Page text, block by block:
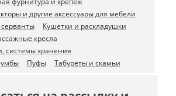
и другие аксессуары для мебели
Кушетки и раскладушки
кресла
системы хранения
Пуфы Табуреты и скамьи